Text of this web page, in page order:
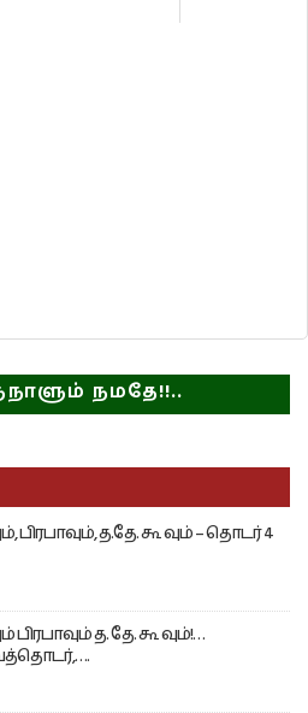
நமதே!!..
பிரபாவும், த.தே. கூ வும் – தொடர் 4
பிரபாவும் த. தே. கூ வும்!…